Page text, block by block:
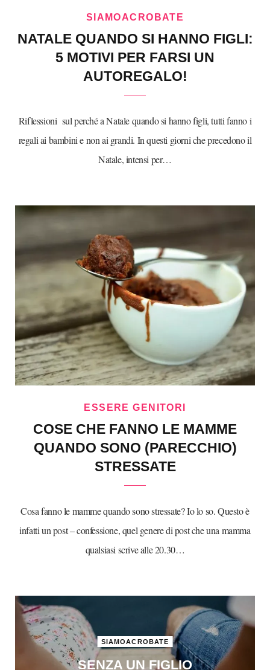
SIAMOACROBATE
NATALE QUANDO SI HANNO FIGLI:
5 MOTIVI PER FARSI UN
AUTOREGALO!
Riflessioni sul perché a Natale quando si hanno figli, tutti fanno i
regali ai bambini e non ai grandi. In questi giorni che precedono il
Natale, intensi per…
ESSERE GENITORI
COSE CHE FANNO LE MAMME
QUANDO SONO (PARECCHIO)
STRESSATE
Cosa fanno le mamme quando sono stressate? Io lo so. Questo è
infatti un post – confessione, quel genere di post che una mamma
qualsiasi scrive alle 20.30…
SIAMOACROBATE
SENZA UN FIGLIO